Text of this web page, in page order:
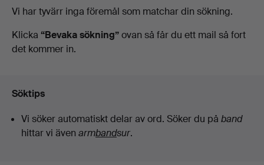
Miller
Pågående
auktioner
Vi har tyvärr inga föremål som matchar din sökning.
Klicka “Bevaka sökning”ovan så får du ett mail så fort
det kommer in.
Söktips
Vi söker automatiskt delar av ord. Söker du på band
hittar vi även armbandsur.